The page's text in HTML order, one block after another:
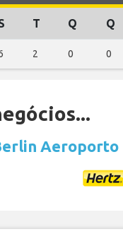
T Q Q
2 0 0
Aeroporto